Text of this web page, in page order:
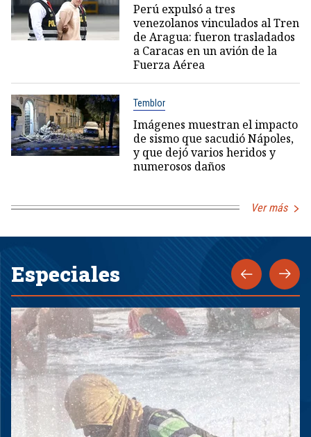
Perú expulsó a tres
venezolanos vinculados al Tren
de Aragua: fueron trasladados
a Caracas en un avión de la
Fuerza Aérea
Temblor
Imágenes muestran el impacto
de sismo que sacudió Nápoles,
y que dejó varios heridos y
numerosos daños
Ver más
Especiales